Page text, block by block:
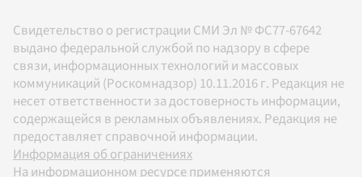
Свидетельство о регистрации СМИ Эл № ФС77-67642
выдано федеральной службой по надзору в сфере
связи, информационных технологий и массовых
коммуникаций (Роскомнадзор) 10.11.2016 г. Редакция не
несет ответственности за достоверность информации,
содержащейся в рекламных объявлениях. Редакция не
предоставляет справочной информации.
Информация об ограничениях
На информационном ресурсе применяются